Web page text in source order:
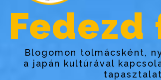
Fedezd
Blogomon tolmácsként,
a japán kultúrával